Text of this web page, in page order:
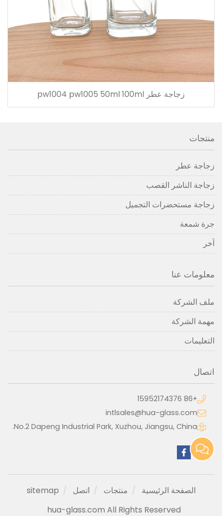
زجاجة عطر pw1004 pw1005 50ml 100ml
منتجات
زجاجة عطر
زجاجة الناشر القصب
زجاجة مستحضرات التجميل
جرة شمعة
آخر
معلومات عنا
ملف الشركة
مهمة الشركة
التعليمات
اتصال
+86 15952174376
intlsales@hua-glass.com
No.2 Dapeng Industrial Park, Xuzhou, Jiangsu, China.
الصفحة الرئيسية منتجات اتصل
sitemap
hua-glass.com All Rights Reserved